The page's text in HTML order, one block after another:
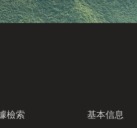
檢索 基本信息